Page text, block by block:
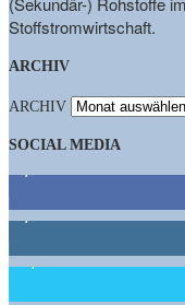
Stoffstromwirtschaft.
ARCHIV
ARCHIV
SOCIAL MEDIA